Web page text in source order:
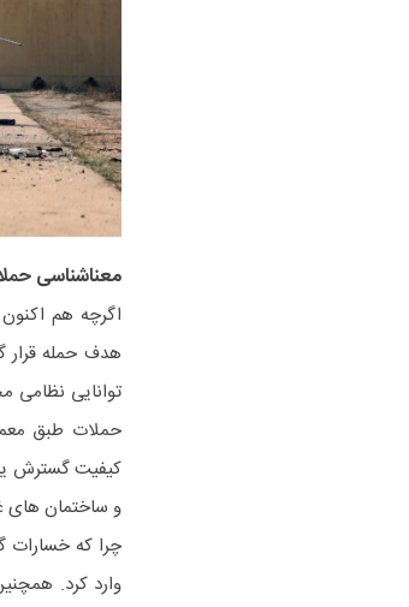
معناشناسی
اگرچه هم
هدف حمله قرار
حملات طبق
کیفیت گسترش
و ساختمان های
چرا که خسارات
وارد کرد.